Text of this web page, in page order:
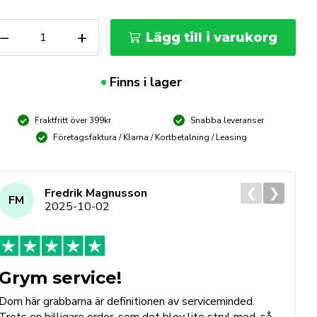
− + Lägg till i varukorg
Finns i lager
Fraktfritt över 399kr
Snabba leveranser
Företagsfaktura / Klarna / Kortbetalning / Leasing
FM
Fredrik Magnusson
2025-10-02
Grym service!
Dom här grabbarna är definitionen av serviceminded.
❮ ❯